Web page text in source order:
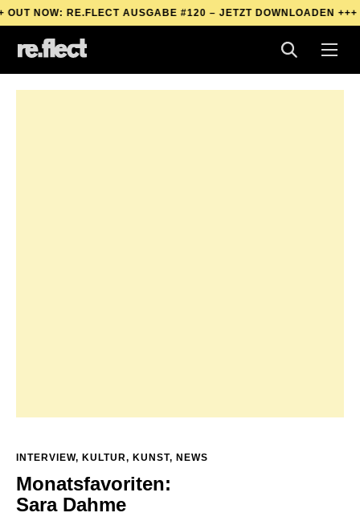
RE.FLECT AUSGABE #120 – JETZT DOWNLOADEN +++OUT
RE.FLECT AUSGABE #120 – JETZT DOWNLOADEN +++
INTERVIEW, KULTUR, KUNST, NEWS
Monatsfavoriten:
Sara Dahme